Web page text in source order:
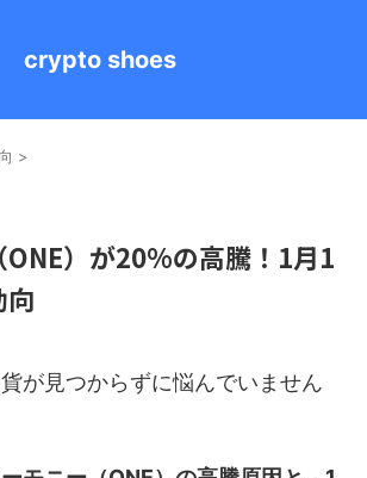
crypto shoes
>
）が20%の高騰！1月1
向
が見つからずに悩んでいません